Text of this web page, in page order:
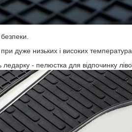
дуже низьких і високих
ледарку - пелюстка для відпочинку